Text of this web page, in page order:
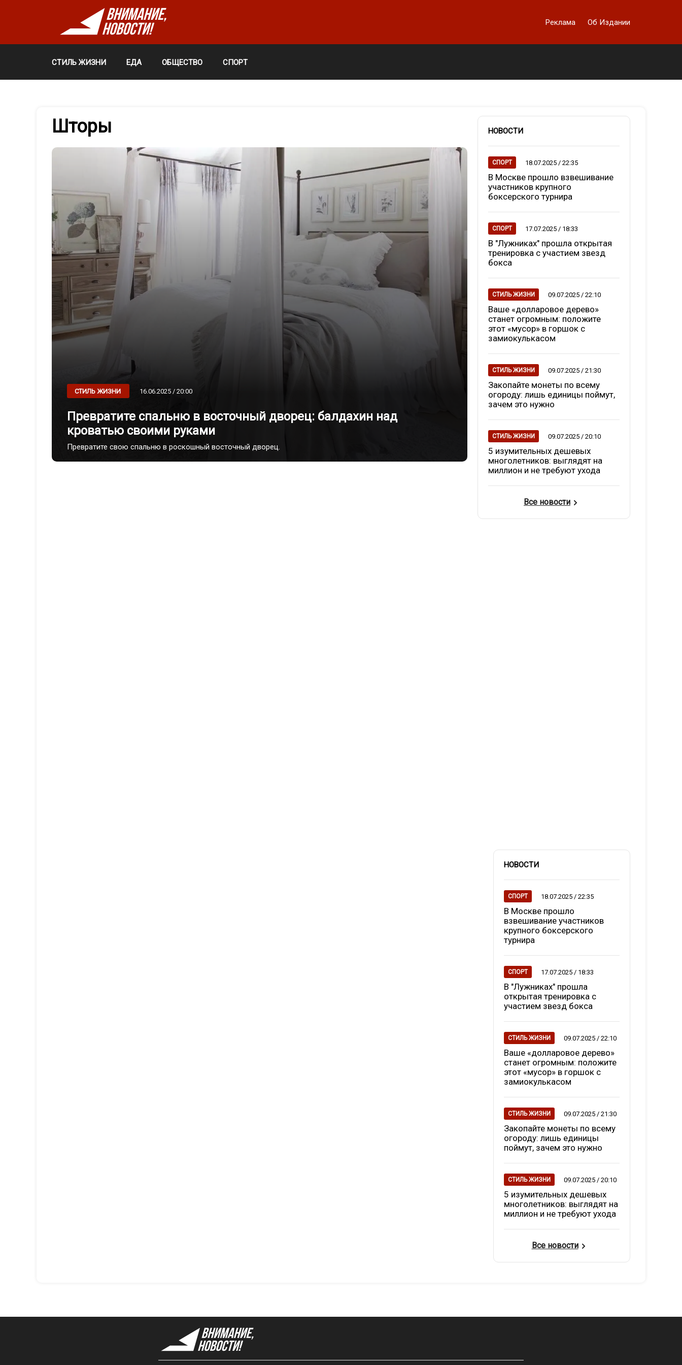
Реклама Об Издании
СТИЛЬ ЖИЗНИ ЕДА ОБЩЕСТВО СПОРТ
Шторы
СТИЛЬ ЖИЗНИ 16.06.2025 / 20:00
Превратите спальню в восточный дворец: балдахин над
кроватью своими руками
Превратите свою спальню в роскошный восточный дворец.
НОВОСТИ
СПОРТ 18.07.2025 / 22:35
В Москве прошло взвешивание
участников крупного
боксерского турнира
СПОРТ 17.07.2025 / 18:33
В "Лужниках" прошла открытая
тренировка с участием звезд
бокса
СТИЛЬ ЖИЗНИ 09.07.2025 / 22:10
Ваше «долларовое дерево»
станет огромным: положите
этот «мусор» в горшок с
замиокулькасом
СТИЛЬ ЖИЗНИ 09.07.2025 / 21:30
Закопайте монеты по всему
огороду: лишь единицы поймут,
зачем это нужно
СТИЛЬ ЖИЗНИ 09.07.2025 / 20:10
5 изумительных дешевых
многолетников: выглядят на
миллион и не требуют ухода
Все новости
НОВОСТИ
СПОРТ 18.07.2025 / 22:35
В Москве прошло
взвешивание участников
крупного боксерского
турнира
СПОРТ 17.07.2025 / 18:33
В "Лужниках" прошла
открытая тренировка с
участием звезд бокса
СТИЛЬ ЖИЗНИ 09.07.2025 / 22:10
Ваше «долларовое дерево»
станет огромным: положите
этот «мусор» в горшок с
замиокулькасом
СТИЛЬ ЖИЗНИ 09.07.2025 / 21:30
Закопайте монеты по всему
огороду: лишь единицы
поймут, зачем это нужно
СТИЛЬ ЖИЗНИ 09.07.2025 / 20:10
5 изумительных дешевых
многолетников: выглядят на
миллион и не требуют ухода
Все новости